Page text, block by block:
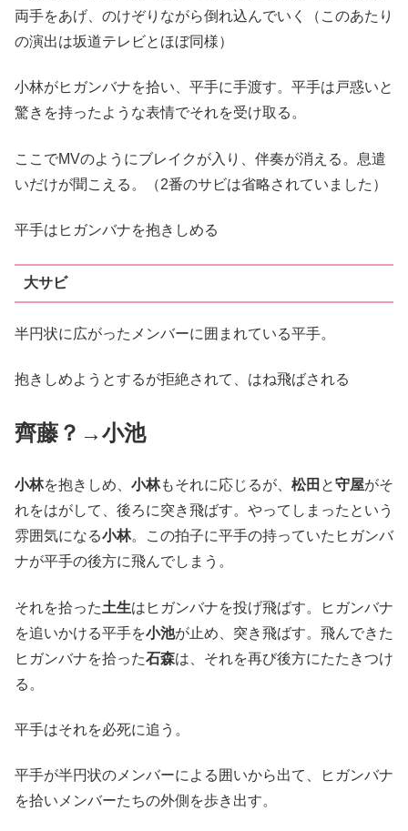
両手をあげ、のけぞりながら倒れ込んでいく（このあたり
の演出は坂道テレビとほぼ同様）
小林がヒガンバナを拾い、平手に手渡す。平手は戸惑いと
驚きを持ったような表情でそれを受け取る。
ここでMVのようにブレイクが入り、伴奏が消える。息遣
いだけが聞こえる。（2番のサビは省略されていました）
平手はヒガンバナを抱きしめる
大サビ
半円状に広がったメンバーに囲まれている平手。
抱きしめようとするが拒絶されて、はね飛ばされる
齊藤？→小池
小林を抱きしめ、 小林もそれに応じるが、 松田 と守屋がそ
れをはがして、後ろに突き飛ばす。やってしまったという
雰囲気になる小林。この拍子に平手の持っていたヒガンバ
ナが平手の後方に飛んでしまう。
それを拾った土生はヒガンバナを投げ飛ばす。ヒガンバナ
を追いかける平手を小池が止め、突き飛ばす。飛んできた
ヒガンバナを拾った石森は、それを再び後方にたたきつけ
る。
平手はそれを必死に追う。
平手が半円状のメンバーによる囲いから出て、ヒガンバナ
を拾いメンバーたちの外側を歩き出す。